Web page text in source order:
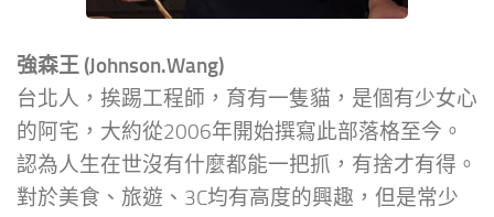
強森王 (Johnson.Wang)
台北人，挨踢工程師，育有一隻貓，是個有少女心
的阿宅，大約從2006年開始撰寫此部落格至今。
認為人生在世沒有什麼都能一把抓，有捨才有得。
對於美食、旅遊、3C均有高度的興趣，但是常少